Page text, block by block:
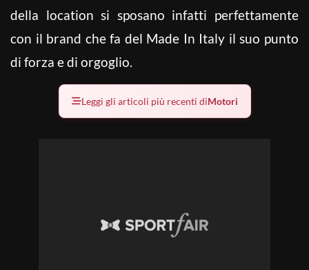
della location si sposano infatti perfettamente
con il brand che fa del Made In Italy il suo punto
di forza e di orgoglio.
Leggi gli articoli più recenti diMotori